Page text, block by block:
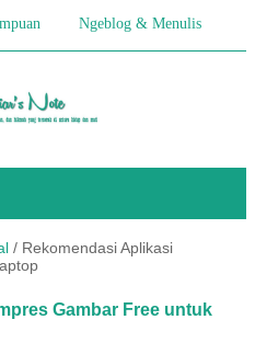
Ngeblog & Menulis
Anak
/ Rekomendasi Aplikasi
Gambar Free untuk